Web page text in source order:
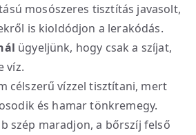
mosószeres tisztítás javasolt,
is kioldódjon a lerakódás.
ügyeljünk, hogy csak a szíjat,
víz.
célszerű vízzel tisztítani, mert
és hamar tönkremegy.
szép maradjon, a bőrszíj felső